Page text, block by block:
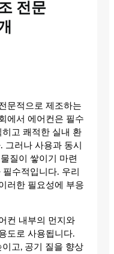
전문
문적으로 제조하는
에서 에어컨은 필수
고 쾌적한 실내 환
그러나 사용과 동시
질이 쌓이기 마련
수적입니다. 우리
러한 필요성에 부응
컨 내부의 먼지와
도로 사용됩니다.
고, 공기 질을 향상